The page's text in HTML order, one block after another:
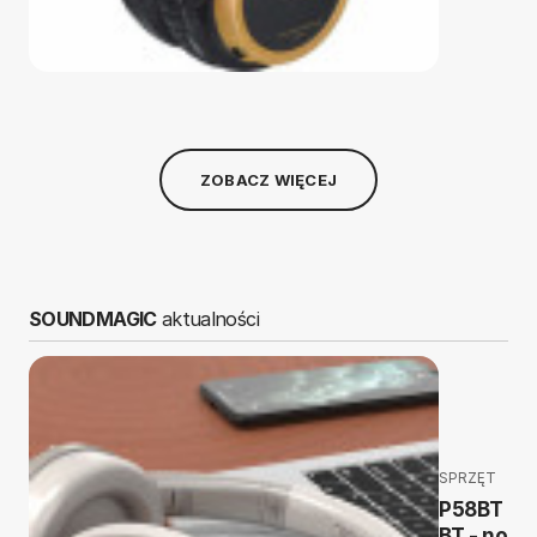
ZOBACZ WIĘCEJ
SOUNDMAGICaktualności
SPRZĘT
P58BT i